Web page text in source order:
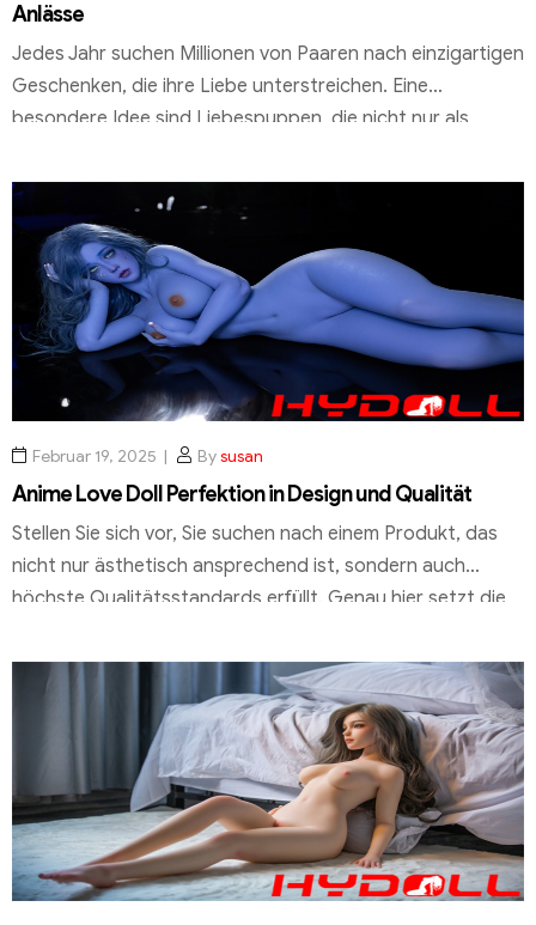
Anlässe
Jedes Jahr suchen Millionen von Paaren nach einzigartigen
Geschenken, die ihre Liebe unterstreichen. Eine
besondere Idee sind Liebespuppen, die nicht nur als
Emotion dienen. Diese exklusiven Geschenke sind aus
hochwertigen Materialien gefertigt und verbinden
emotionale Ausdrucksweise mit innovativen Funktionen.
Ob für Valentine’s Day, Jubiläen oder andere besondere
Anlässe […]
Februar 19, 2025 Bysusan
Anime Love Doll Perfektion in Design und Qualität
Stellen Sie sich vor, Sie suchen nach einem Produkt, das
nicht nur ästhetisch ansprechend ist, sondern auch
höchste Qualitätsstandards erfüllt. Genau hier setzt die
Design und der präzisen Verarbeitung hebt sie sich
deutlich von herkömmlichen Modellen ab. Was diese
Puppe besonders macht, ist ihre Detailtreue. Jedes […]